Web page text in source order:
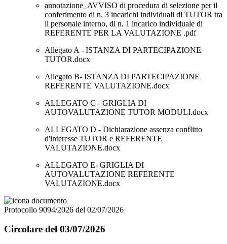
annotazione_AVVISO di procedura di selezione per il
conferimento di n. 3 incarichi individuali di TUTOR tra
il personale interno, di n. 1 incarico individuale di
REFERENTE PER LA VALUTAZIONE .pdf
Allegato A - ISTANZA DI PARTECIPAZIONE
TUTOR.docx
Allegato B- ISTANZA DI PARTECIPAZIONE
REFERENTE VALUTAZIONE.docx
ALLEGATO C - GRIGLIA DI
AUTOVALUTAZIONE TUTOR MODULI.docx
ALLEGATO D - Dichiarazione assenza conflitto
d'interesse TUTOR e REFERENTE
VALUTAZIONE.docx
ALLEGATO E- GRIGLIA DI
AUTOVALUTAZIONE REFERENTE
VALUTAZIONE.docx
Protocollo 9094/2026 del 02/07/2026
Circolare del 03/07/2026